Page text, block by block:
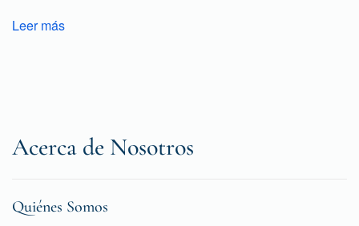
Leer más
Acerca de Nosotros
Quiénes Somos